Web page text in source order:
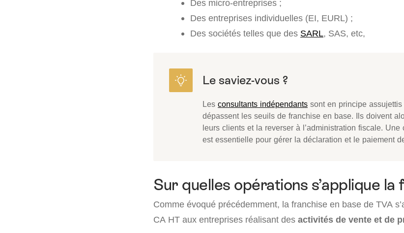
Des micro-entreprises ;
Des entreprises individuelles (EI, EURL) ;
Des sociétés telles que des SARL, SAS, etc,
Les consultants indépendants sont en principe
dépassent les seuils de franchise en base. Ils doivent
leurs clients et la reverser à l’administration fiscale.
est essentielle pour gérer la déclaration et le paiement
Sur quelles opérations s’applique la
Comme évoqué précédemment, la franchise en base de TVA
CA HT aux entreprises réalisant des activités de vente et de